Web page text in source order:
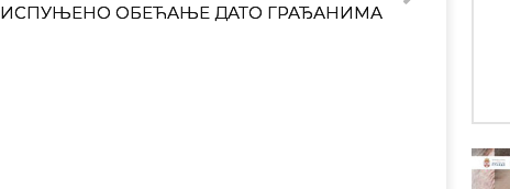
ИСПУЊЕНО ОБЕЋАЊЕ ДАТО ГРАЂАНИМА